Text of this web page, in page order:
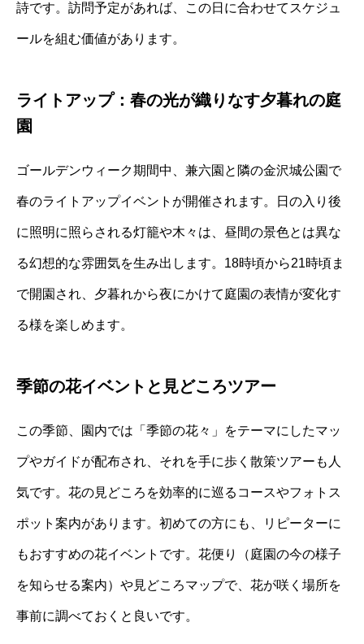
詩です。訪問予定があれば、この日に合わせてスケジュ
ールを組む価値があります。
ライトアップ：春の光が織りなす夕暮れの庭
園
ゴールデンウィーク期間中、兼六園と隣の金沢城公園で
春のライトアップイベントが開催されます。日の入り後
に照明に照らされる灯籠や木々は、昼間の景色とは異な
る幻想的な雰囲気を生み出します。18時頃から21時頃ま
で開園され、夕暮れから夜にかけて庭園の表情が変化す
る様を楽しめます。
季節の花イベントと見どころツアー
この季節、園内では「季節の花々」をテーマにしたマッ
プやガイドが配布され、それを手に歩く散策ツアーも人
気です。花の見どころを効率的に巡るコースやフォトス
ポット案内があります。初めての方にも、リピーターに
もおすすめの花イベントです。花便り（庭園の今の様子
を知らせる案内）や見どころマップで、花が咲く場所を
事前に調べておくと良いです。